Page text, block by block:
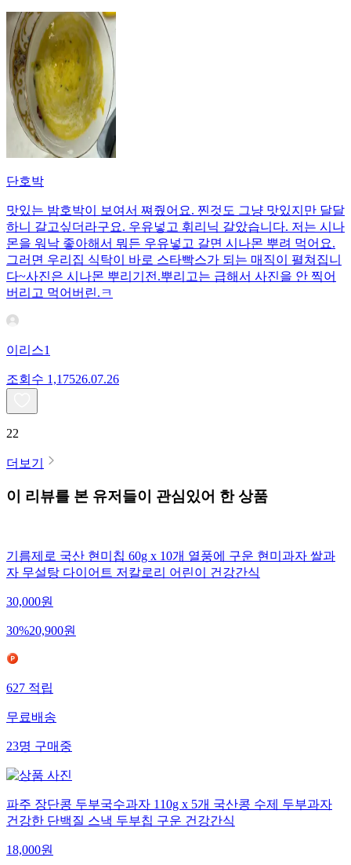
단호박
맛있는 밤호박이 보여서 쪄줬어요. 찐것도 그냥 맛있지만 달달
하니 갈고싶더라구요. 우유넣고 휘리닉 갈았습니다. 저는 시나
몬을 워낙 좋아해서 뭐든 우유넣고 갈면 시나몬 뿌려 먹어요.
그러면 우리집 식탁이 바로 스타빡스가 되는 매직이 펼쳐집니
다~사진은 시나몬 뿌리기전.뿌리고는 급해서 사진을 안 찍어
버리고 먹어버린.ㅋ
이리스1
조회수 1,17526.07.26
22
더보기
이 리뷰를 본 유저들이 관심있어 한 상품
기름제로 국산 현미칩 60g x 10개 열풍에 구운 현미과자 쌀과
자 무설탕 다이어트 저칼로리 어린이 건강간식
30,000원
30%20,900원
627적립
무료배송
23명구매중
파주 장단콩 두부국수과자 110g x 5개 국산콩 수제 두부과자
건강한 단백질 스낵 두부칩 구운 건강간식
18,000원